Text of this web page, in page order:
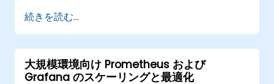
方法を習得する
Grafanaを使用して可視化用グラフやダッシ
ュボードを作成する
システム監視およびアラート設定ルールを構
成する
続きを読む...
大規模環境向け Prometheus および
Grafana のスケーリングと最適化